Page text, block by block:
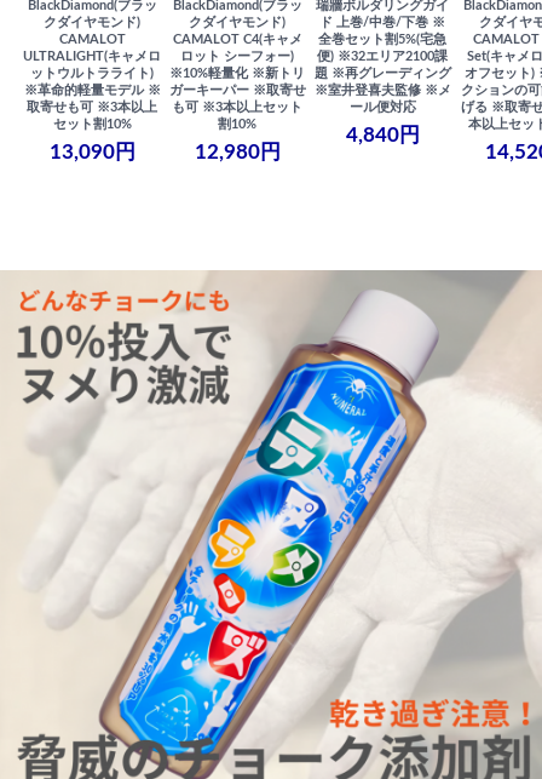
BlackDiamond(ブラッ
クダイヤモンド)
CAMALOT
ULTRALIGHT(キャメロ
ットウルトラライト)
※革命的軽量モデル ※
取寄せも可 ※3本以上
セット割10%
13,090円
BlackDiamond(ブラッ
クダイヤモンド)
CAMALOT C4(キャメ
ロット シーフォー)
※10%軽量化 ※新トリ
ガーキーパー ※取寄せ
も可 ※3本以上セット
割10%
12,980円
瑞牆ボルダリングガイ
ド 上巻/中巻/下巻 ※
全巻セット割5%(宅急
便) ※32エリア2100課
題 ※再グレーディング
※室井登喜夫監修 ※メ
ール便対応
4,840円
クダイヤ
Set(キャメ
オフセット)
クションの
げる ※取寄
本以上セッ